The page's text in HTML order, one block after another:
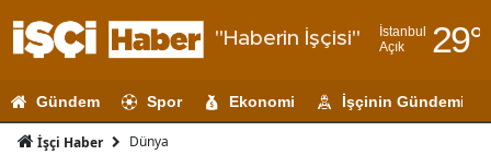
"Haberin İşçisi"
İstanbul
Açık
29°
Adıyaman
Gündem Spor Ekonomi İşçinin Gündemi
İşçi Haber Dünya